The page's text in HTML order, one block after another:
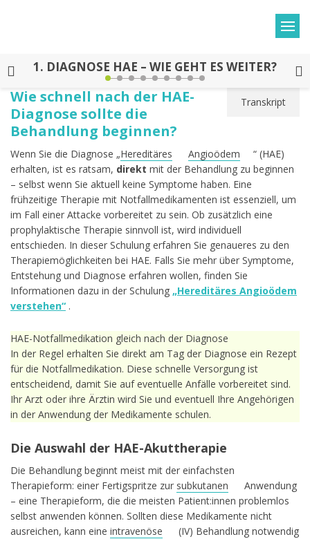
1. DIAGNOSE HAE – WIE GEHT ES WEITER?
Transkript
Wie schnell nach der HAE-
Diagnose sollte die
Behandlung beginnen?
Wenn Sie die Diagnose „Hereditäres Angioödem
“ (HAE)
erhalten, ist es ratsam, direkt mit der Behandlung zu beginnen
– selbst wenn Sie aktuell keine Symptome haben. Eine
frühzeitige Therapie mit Notfallmedikamenten ist essenziell, um
im Fall einer Attacke vorbereitet zu sein. Ob zusätzlich eine
prophylaktische Therapie sinnvoll ist, wird individuell
entschieden. In dieser Schulung erfahren Sie genaueres zu den
Therapiemöglichkeiten bei HAE. Falls Sie mehr über Symptome,
Entstehung und Diagnose erfahren wollen, finden Sie
Informationen dazu in der Schulung „Hereditäres Angioödem
verstehen“ .
HAE-Notfallmedikation gleich nach der Diagnose
In der Regel erhalten Sie direkt am Tag der Diagnose ein Rezept
für die Notfallmedikation. Diese schnelle Versorgung ist
entscheidend, damit Sie auf eventuelle Anfälle vorbereitet sind.
Ihr Arzt oder ihre Ärztin wird Sie und eventuell Ihre Angehörigen
in der Anwendung der Medikamente schulen.
Die Auswahl der HAE-Akuttherapie
Die Behandlung beginnt meist mit der einfachsten
Therapieform: einer Fertigspritze zur subkutanen
Anwendung
– eine Therapieform, die die meisten Patient:innen problemlos
selbst anwenden können. Sollten diese Medikamente nicht
ausreichen, kann eine intravenöse
(IV) Behandlung notwendig